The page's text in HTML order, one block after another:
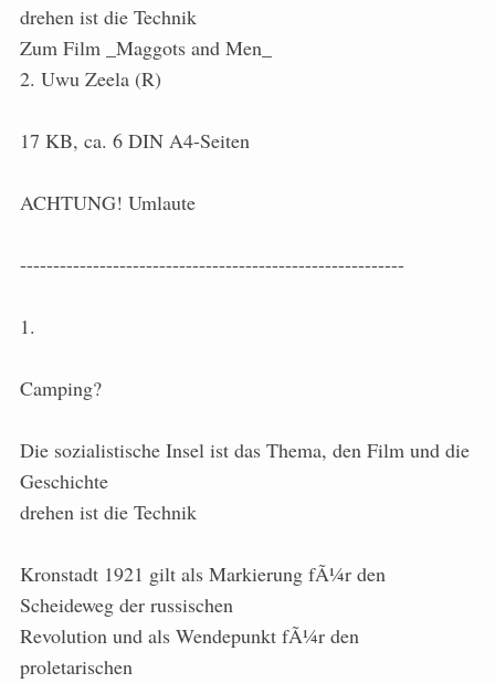
drehen ist die Technik
Zum Film _Maggots and Men_
2. Uwu Zeela (R)
17 KB, ca. 6 DIN A4-Seiten
ACHTUNG! Umlaute
----------------------------------------------------------
1.
Camping?
Die sozialistische Insel ist das Thema, den Film und die
Geschichte
drehen ist die Technik
Kronstadt 1921 gilt als Markierung fÃ¼r den
Scheideweg der russischen
Revolution und als Wendepunkt fÃ¼r den
proletarischen